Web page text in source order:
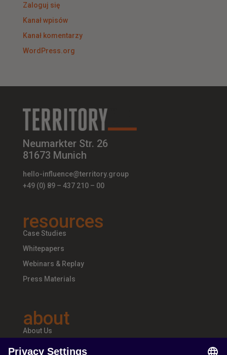
Zaloguj się
Kanał wpisów
Kanał komentarzy
WordPress.org
Neumarkter Str. 26
81673 Munich
hello-influence@territory.group
+49 (0) 89 – 437 210 – 00
resources
Case Studies
Whitepapers
Webinars & Replay
Press Materials
about
About Us
Teams & Offices